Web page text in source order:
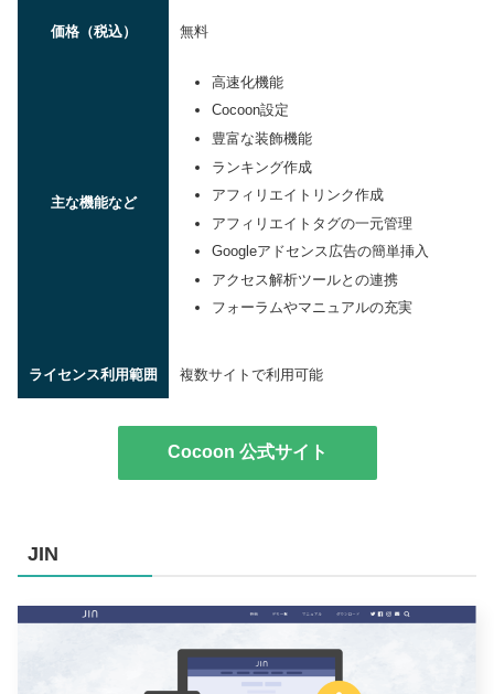
価格（税込） 無料
主な機能など
高速化機能
Cocoon設定
豊富な装飾機能
ランキング作成
アフィリエイトリンク作成
アフィリエイトタグの一元管理
Googleアドセンス広告の簡単挿入
アクセス解析ツールとの連携
フォーラムやマニュアルの充実
ライセンス利用範囲 複数サイトで利用可能
Cocoon 公式サイト
JIN